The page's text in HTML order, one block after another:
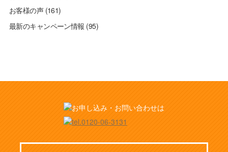
お客様の声(161)
最新のキャンペーン情報 (95)